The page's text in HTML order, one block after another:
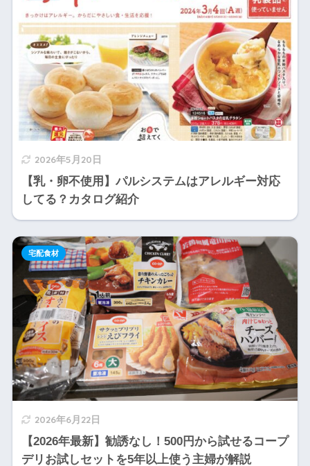
2026年5月20日
【乳・卵不使用】パルシステムはアレルギー対応
してる？カタログ紹介
2026年6月22日
【2026年最新】勧誘なし！500円から試せるコープ
デリお試しセットを5年以上使う主婦が解説
宅配食材